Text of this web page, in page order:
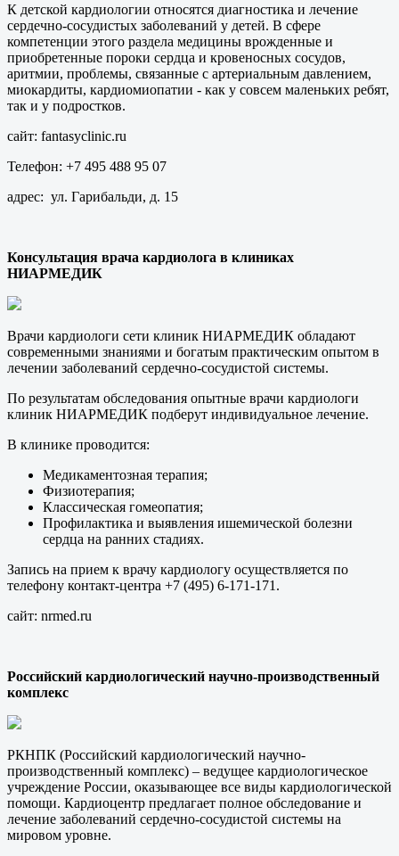
К детской кардиологии относятся диагностика и лечение
сердечно-сосудистых заболеваний у детей. В сфере
компетенции этого раздела медицины врожденные и
приобретенные пороки сердца и кровеносных сосудов,
аритмии, проблемы, связанные с артериальным давлением,
миокардиты, кардиомиопатии - как у совсем маленьких ребят,
так и у подростков.
сайт: fantasyclinic.ru
Телефон: +7 495 488 95 07
адрес: ул. Гарибальди, д. 15
Консультация врача кардиолога в клиниках
НИАРМЕДИК
Врачи кардиологи сети клиник НИАРМЕДИК обладают
современными знаниями и богатым практическим опытом в
лечении заболеваний сердечно-сосудистой системы.
По результатам обследования опытные врачи кардиологи
клиник НИАРМЕДИК подберут индивидуальное лечение.
В клинике проводится:
Медикаментозная терапия;
Физиотерапия;
Классическая гомеопатия;
Профилактика и выявления ишемической болезни
сердца на ранних стадиях.
Запись на прием к врачу кардиологу осуществляется по
телефону контакт-центра +7 (495) 6-171-171.
сайт: nrmed.ru
Российский кардиологический научно-производственный
комплекс
РКНПК (Российский кардиологический научно-
производственный комплекс) – ведущее кардиологическое
учреждение России, оказывающее все виды кардиологической
помощи. Кардиоцентр предлагает полное обследование и
лечение заболеваний сердечно-сосудистой системы на
мировом уровне.